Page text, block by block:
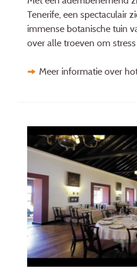
Tenerife, een spectaculair
immense botanische tuin
over alle troeven om stress
Meer informatie over